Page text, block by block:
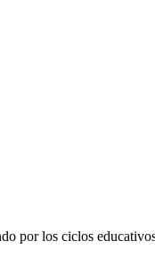
por los ciclos